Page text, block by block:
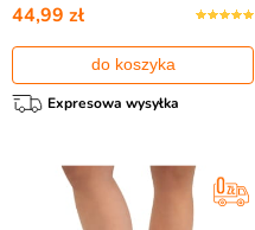
44,99 zł
do koszyka
Expresowa wysyłka